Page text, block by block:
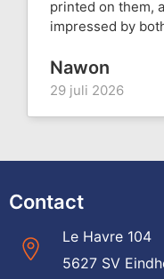
printed on them,
impressed by
Nawon
29 juli 2026
Contact
Le Havre 104
5627 SV